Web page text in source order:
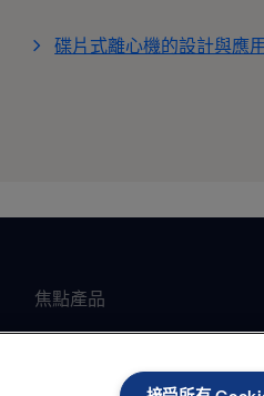
碟片式離心機的設計與應
焦點產品
全焊可拆板式熱交換器